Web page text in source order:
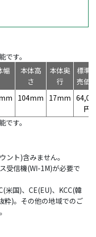
す。
幅
本体高
さ
本体奥
行
標準
売価
104mm 17mm
円
す。
ト)含みません。
受信機(WI-1M)が必要で
米国)、CE(EU)、KCC(韓
粋)。その他の地域でのご